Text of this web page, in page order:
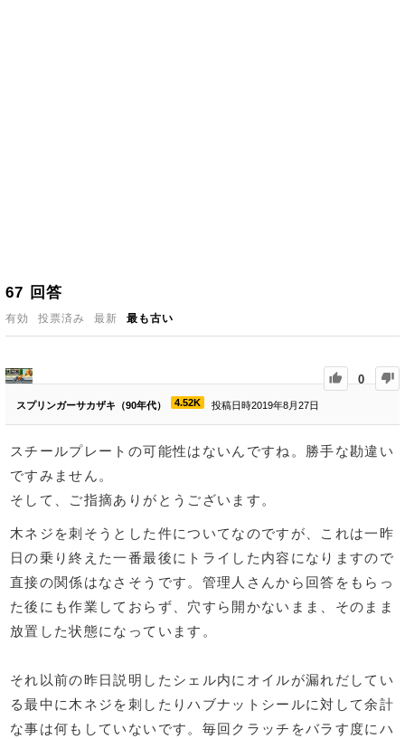
67 回答
有効 投票済み 最新 最も古い
0
スプリンガーサカザキ（90年代） 4.52K 投稿日時2019年8月27日
スチールプレートの可能性はないんですね。勝手な勘違い
ですみません。
そして、ご指摘ありがとうございます。
木ネジを刺そうとした件についてなのですが、これは一昨
日の乗り終えた一番最後にトライした内容になりますので
直接の関係はなさそうです。管理人さんから回答をもらっ
た後にも作業しておらず、穴すら開かないまま、そのまま
放置した状態になっています。
それ以前の昨日説明したシェル内にオイルが漏れだしてい
る最中に木ネジを刺したりハブナットシールに対して余計
な事は何もしていないです。毎回クラッチをバラす度にハ